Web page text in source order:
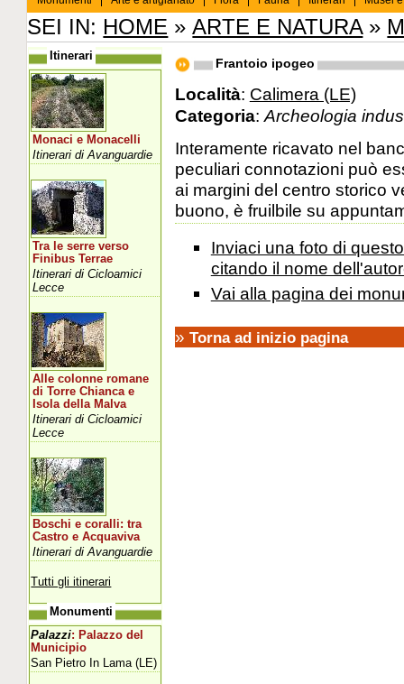
SEI IN: HOME »ARTE E NATURA»
Frantoio ipogeo
Località: Calimera (LE)
Categoria: Archeologia
Interamente ricavato nel
peculiari connotazioni può
ai margini del centro storico
buono, è fruilbile su
Inviaci una foto di
citando il nome
Vai alla pagina dei
» Torna ad inizio pagina
Itinerari
Monaci e Monacelli
Itinerari di Avanguardie
Tra le serre verso
Finibus Terrae
Itinerari di Cicloamici
Lecce
Alle colonne romane
di Torre Chianca e
Isola della Malva
Itinerari di Cicloamici
Lecce
Boschi e coralli: tra
Castro e Acquaviva
Itinerari di Avanguardie
Tutti gli itinerari
Monumenti
Palazzi: Palazzo del
Municipio
San Pietro In Lama (LE)